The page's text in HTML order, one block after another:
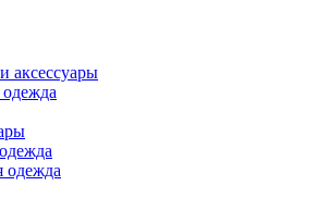
аксессуары
одежда